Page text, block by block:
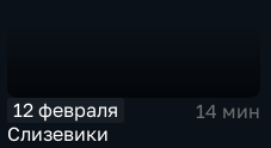
12 февраля
14 мин
Слизевики